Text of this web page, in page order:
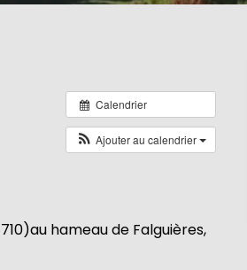
Calendrier
Ajouter au calendrier
hameau de Falguières,